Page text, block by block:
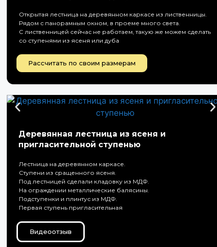
Открытая лестница на деревянном каркасе из лиственницы.
Рядом с панорамным окном, в проеме много света.
С лиственницей сейчас не работаем, такую же можем сделать
со ступенями из ясеня или дуба
Рассчитать по своим размерам
Деревянная лестница из ясеня и
пригласительной ступенью
Лестница на деревянном каркасе.
Ступени из сращенного ясеня.
Под лестницей сделали кладовку из МДФ.
На ограждении металлические балясины.
Подступенки и плинтус из МДФ.
Первая ступень пригласительная
Видеоотзыв